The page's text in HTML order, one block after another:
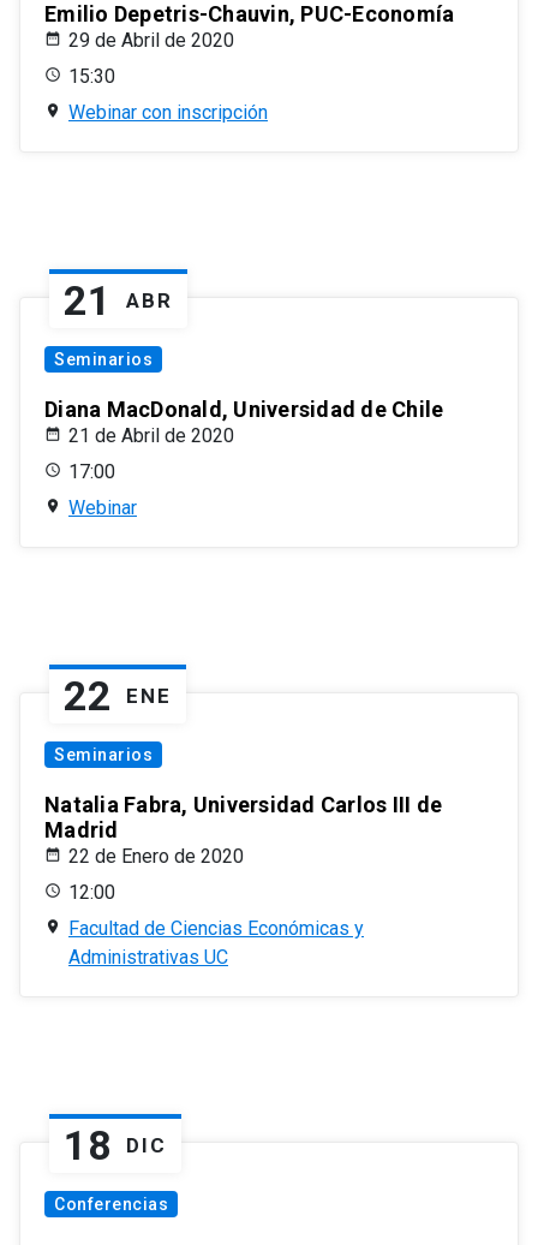
Emilio Depetris-Chauvin, PUC-Economía
29 de Abril de 2020
15:30
Webinar con inscripción
21 ABR
Seminarios
Diana MacDonald, Universidad de Chile
21 de Abril de 2020
17:00
Webinar
22 ENE
Seminarios
Natalia Fabra, Universidad Carlos III de
Madrid
22 de Enero de 2020
12:00
Facultad de Ciencias Económicas y
Administrativas UC
18 DIC
Conferencias